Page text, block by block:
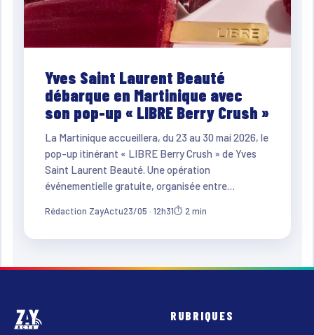
Yves Saint Laurent Beauté
débarque en Martinique avec
son pop-up « LIBRE Berry Crush »
La Martinique accueillera, du 23 au 30 mai 2026, le
pop-up itinérant « LIBRE Berry Crush » de Yves
Saint Laurent Beauté. Une opération
événementielle gratuite, organisée entre…
Rédaction ZayActu23/05 · 12h31⏱ 2 min
RUBRIQUES